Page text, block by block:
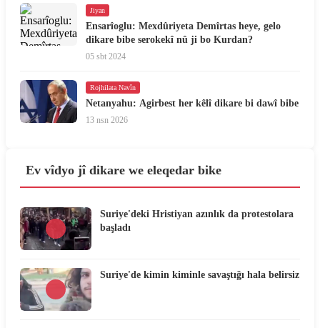
Jiyan
Ensarîoglu: Mexdûriyeta Demîrtas heye, gelo
dikare bibe serokekî nû ji bo Kurdan?
05 sbt 2024
Rojhilata Navîn
Netanyahu: Agirbest her kêlî dikare bi dawî bibe
13 nsn 2026
Ev vîdyo jî dikare we eleqedar bike
Suriye'deki Hristiyan azınlık da protestolara
başladı
Suriye'de kimin kiminle savaştığı hala belirsiz